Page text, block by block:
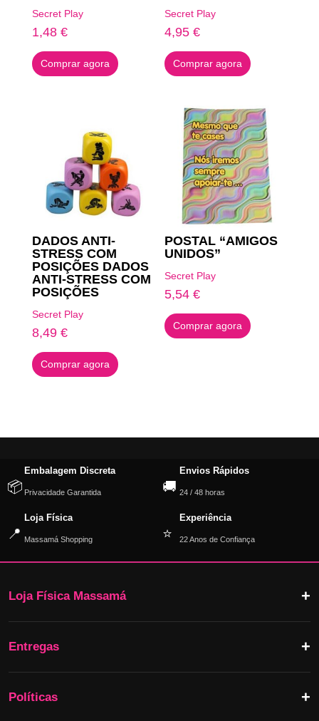
Secret Play
1,48 €
Comprar agora
Secret Play
4,95€
Comprar agora
DADOS ANTI-
STRESS COM
POSIÇÕES DADOS
ANTI-STRESS COM
POSIÇÕES
Secret Play
8,49 €
Comprar agora
POSTAL “AMIGOS
UNIDOS”
Secret Play
5,54€
Comprar agora
📦
Embalagem Discreta
Privacidade Garantida 🚚
Envios Rápidos
24 / 48 horas
📍
Loja Física
Massamá Shopping ⭐
Experiência
22 Anos de Confiança
Loja Física Massamá
Entregas
Políticas